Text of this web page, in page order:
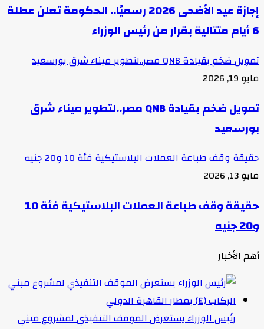
إجازة عيد الأضحى 2026 رسميًا.. الحكومة تعلن عطلة
6 أيام متتالية بقرار من رئيس الوزراء
تمويل ضخم بقيادة QNB مصر..لتطوير ميناء شرق بورسعيد
مايو 19, 2026
تمويل ضخم بقيادة QNB مصر..لتطوير ميناء شرق
بورسعيد
حقيقة وقف طباعة العملات البلاستيكية فئة 10 و20 جنيه
مايو 13, 2026
حقيقة وقف طباعة العملات البلاستيكية فئة 10
و20 جنيه
أهم الأخبار
رئيس الوزراء يستعرض الموقف التنفيذي لمشروع مبني